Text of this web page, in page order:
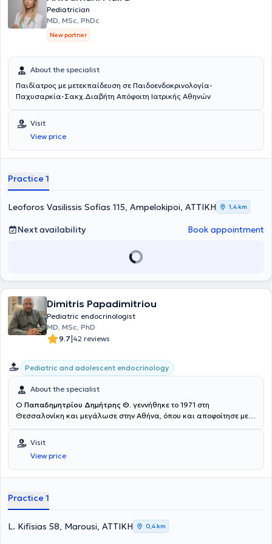
Pediatrician
MD, MSc, PhDc
New partner
About the specialist
Παιδίατρος με μετεκπαίδευση σε Παιδοενδοκρινολογία-
Παχυσαρκία-Σακχ.Διαβήτη Απόφοιτη Ιατρικής Αθηνών
Visit
View price
Practice 1
Leoforos Vasilissis Sofias 115, Ampelokipoi, ΑΤΤΙΚΗ 1,4 km
Next availability Book appointment
Dimitris Papadimitriou
Pediatric endocrinologist
MD, MSc, PhD
9.7|42 reviews
Pediatric and adolescent endocrinology
About the specialist
Ο Παπαδημητρίου Δημήτρης Θ. γεννήθηκε το 1971 στη
Θεσσαλονίκη και μεγάλωσε στην Αθήνα, όπου και αποφοίτησε με
Ιατρικής, την Ειδικότητα της Παιδιατρικής και την Διδακτορική του
Διατριβή στην Παιδοενδοκρινολογία στο Πανεπιστήμιο Πατρών.
Μετεκπαιδεύτηκε επί 4ετία στην Παιδιατρική Ενδοκρινολογία.
Έλαβε διετές Μεταπτυχιακό (DIU) στην Παιδιατρική Ενδοκρινολογία
Vincent de Paul στο Παρίσι. Έλαβε MSc "Research in Female
Αθηνών. Μετεκπαιδεύτηκε επίσης για 1 έτος (master) στην Ιατρική
Παιδαγωγική στο Πανεπιστήμιο Joseph-Fourier της Grenoble στη
Visit
View price
Practice 1
L. Kifisias 58, Marousi, ΑΤΤΙΚΗ 0,4 km